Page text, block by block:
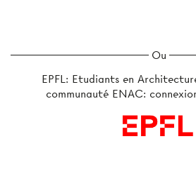
Ou
EPFL: Etudiants en
communauté ENAC: